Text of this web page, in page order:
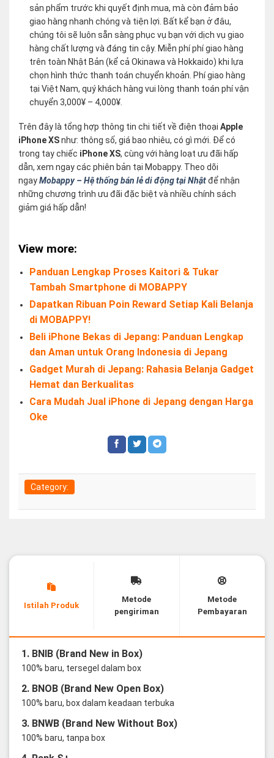
sản phẩm trước khi quyết định mua, mà còn đảm bảo
giao hàng nhanh chóng và tiện lợi. Bất kể bạn ở đâu,
chúng tôi sẽ luôn sẵn sàng phục vụ bạn với dịch vụ giao
hàng chất lượng và đáng tin cậy. Miễn phí phí giao hàng
trên toàn Nhật Bản (kể cả Okinawa và Hokkaido) khi lựa
chọn hình thức thanh toán chuyển khoản. Phí giao hàng
tại Việt Nam, quý khách hàng vui lòng thanh toán phí vận
chuyển 3,000¥ – 4,000¥.
Trên đây là tổng hợp thông tin chi tiết về điện thoại Apple
iPhone XSnhư: thông số, giá bao nhiêu, có gì mới. Để có
trong tay chiếc iPhone XS, cùng với hàng loạt ưu đãi hấp
dẫn, xem ngay các phiên bản tại Mobappy. Theo dõi
ngayMobappy – Hệ thống bán lẻ di động tại Nhậtđể nhận
những chương trình ưu đãi đặc biệt và nhiều chính sách
giảm giá hấp dẫn!
View more:
Panduan Lengkap Proses Kaitori & Tukar
Tambah Smartphone di MOBAPPY
Dapatkan Ribuan Poin Reward Setiap Kali Belanja
di MOBAPPY!
Beli iPhone Bekas di Jepang: Panduan Lengkap
dan Aman untuk Orang Indonesia di Jepang
Gadget Murah di Jepang: Rahasia Belanja Gadget
Hemat dan Berkualitas
Cara Mudah Jual iPhone di Jepang dengan Harga
Oke
Category:
Istilah Produk
Metode
pengiriman
Metode
Pembayaran
1. BNIB (Brand New in Box)
100% baru, tersegel dalam box
2. BNOB (Brand New Open Box)
100% baru, box dalam keadaan terbuka
3. BNWB (Brand New Without Box)
100% baru, tanpa box